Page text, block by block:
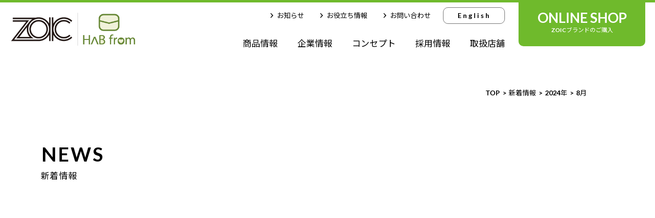
お知らせ お役立ち情報 お問い合わせ English
商品情報 企業情報 コンセプト 採用情報 取扱店舗
ONLINE SHOP
ZOICブランドのご購入
TOP 新着情報 2024年 8月
NEWS
新着情報